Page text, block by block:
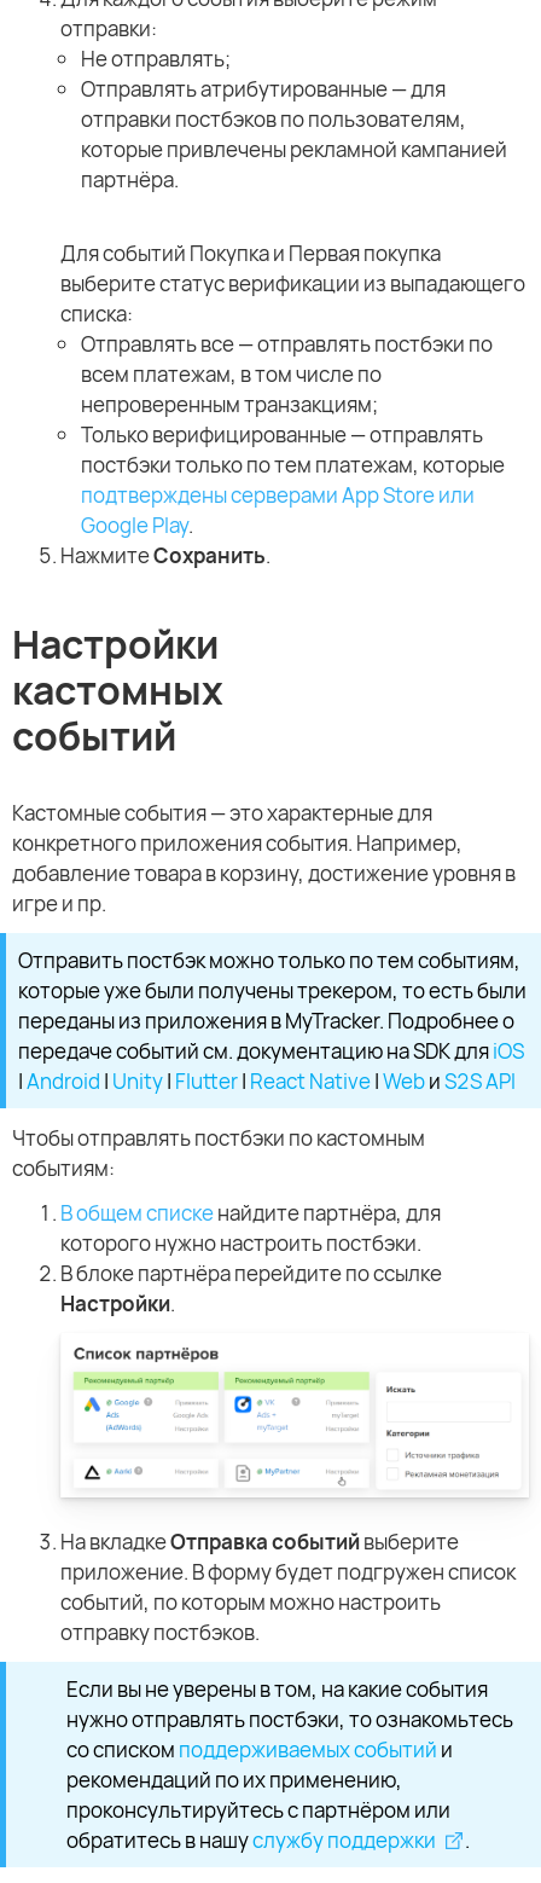
отправки:
Не отправлять;
Отправлять атрибутированные — для
отправки постбэков по пользователям,
которые привлечены рекламной кампанией
партнёра.
Для событий Покупка и Первая покупка
выберите статус верификации из выпадающего
списка:
Отправлять все — отправлять постбэки по
всем платежам, в том числе по
непроверенным транзакциям;
Только верифицированные — отправлять
постбэки только по тем платежам, которые
подтверждены серверами App Store или
Google Play.
НажмитеСохранить.
Настройки
кастомных
событий
Кастомные события — это характерные для
конкретного приложения события. Например,
добавление товара в корзину, достижение уровня в
игре и пр.
Отправить постбэк можно только по тем событиям,
которые уже были получены трекером, то есть были
переданы из приложения в MyTracker. Подробнее о
передаче событий см. документацию на SDK дляiOS
|Android | Unity| Flutter| React Native|WebиS2S API
Чтобы отправлять постбэки по кастомным
событиям:
В общем спискенайдите партнёра, для
которого нужно настроить постбэки.
В блоке партнёра перейдите по ссылке
Настройки.
На вкладкеОтправка событийвыберите
приложение. В форму будет подгружен список
событий, по которым можно настроить
отправку постбэков.
Если вы не уверены в том, на какие события
нужно отправлять постбэки, то ознакомьтесь
со списком поддерживаемых событий и
рекомендаций по их применению,
проконсультируйтесь с партнёром или
обратитесь в нашуслужбу поддержки .